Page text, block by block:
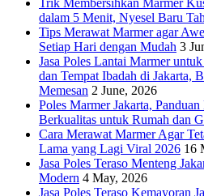
Trik Membersihkan Marmer
dalam 5 Menit, Nyesel Baru
Tips Merawat Marmer agar
Setiap Hari dengan Mudah 3
Jasa Poles Lantai Marmer
dan Tempat Ibadah di Jakarta,
Memesan 2 June, 2026
Poles Marmer Jakarta,
Berkualitas untuk Rumah dan
Cara Merawat Marmer Agar
Lama yang Lagi Viral 2026 16
Jasa Poles Teraso Menteng
Modern 4 May, 2026
Jasa Poles Teraso Kemayoran